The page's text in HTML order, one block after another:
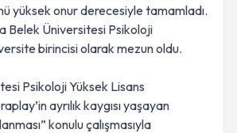
yüksek onur derecesiyle tamamladı.
Belek Üniversitesi Psikoloji
birincisi olarak mezun oldu.
Psikoloji Yüksek Lisans
ayrılık kaygısı yaşayan
konulu çalışmasıyla